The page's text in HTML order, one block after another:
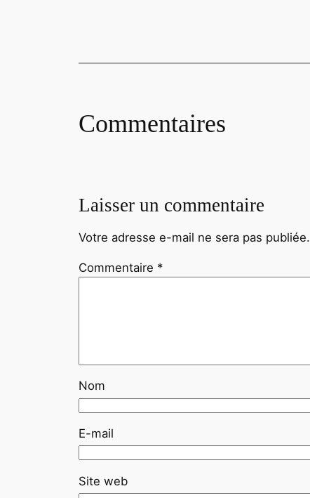
Commentaires
Laisser un commentaire
Votre adresse e-mail ne sera pas publiée.
Commentaire *
Nom
E-mail
Site web